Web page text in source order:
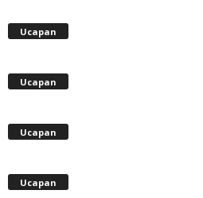
Ucapan
Ucapan
Ucapan
Ucapan